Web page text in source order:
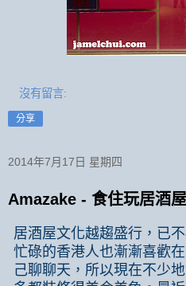
沒有留言:
分享
2014年7月17日 星期四
Amazake - 食住玩居酒屋
居酒屋文化越趨盛行，已
忙碌的香港人也漸漸喜歡
己聊聊天，所以現在不少